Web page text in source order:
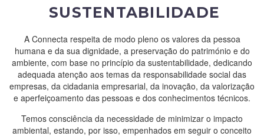
SUSTENTABILIDADE
A Connecta respeita de modo pleno os valores da pessoa
humana e da sua dignidade, a preservação do património e do
ambiente, com base no princípio da sustentabilidade, dedicando
adequada atenção aos temas da responsabilidade social das
empresas, da cidadania empresarial, da inovação, da valorização
e aperfeiçoamento das pessoas e dos conhecimentos técnicos.
Temos consciência da necessidade de minimizar o impacto
ambiental, estando, por isso, empenhados em seguir o conceito